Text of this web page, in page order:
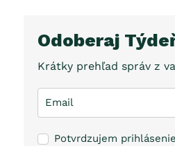
Odoberaj
Krátky prehľad správ z
Potvrdzujem prihlásenie